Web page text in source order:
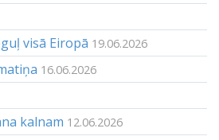
visā Eiropā 19.06.2026
16.06.2026
kalnam 12.06.2026